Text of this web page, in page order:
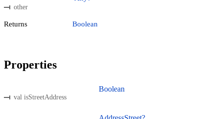
other
Returns Boolean
Properties
val isStreetAddress
Boolean